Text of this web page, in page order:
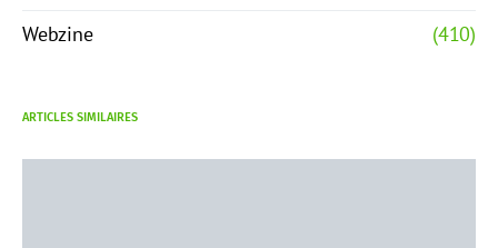
Webzine
(410)
ARTICLES SIMILAIRES